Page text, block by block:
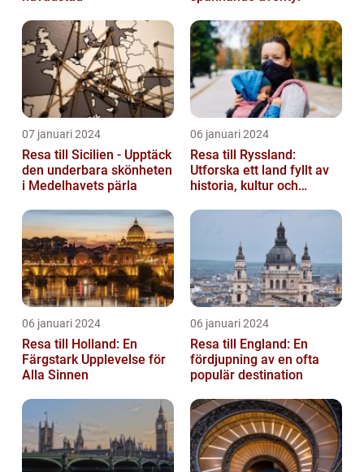
07 januari 2024
Resa till Sicilien - Upptäck
den underbara skönheten
i Medelhavets pärla
06 januari 2024
Resa till Ryssland:
Utforska ett land fyllt av
historia, kultur och
06 januari 2024
Resa till Holland: En
Färgstark Upplevelse för
Alla Sinnen
06 januari 2024
Resa till England: En
fördjupning av en ofta
populär destination